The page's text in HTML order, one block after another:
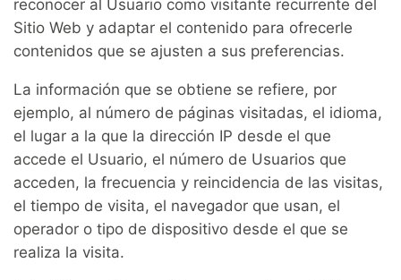
reconocer al Usuario como visitante recurrente del
Sitio Web y adaptar el contenido para ofrecerle
contenidos que se ajusten a sus preferencias.
La información que se obtiene se refiere, por
ejemplo, al número de páginas visitadas, el idioma,
el lugar a la que la dirección IP desde el que
accede el Usuario, el número de Usuarios que
acceden, la frecuencia y reincidencia de las visitas,
el tiempo de visita, el navegador que usan, el
operador o tipo de dispositivo desde el que se
realiza la visita.